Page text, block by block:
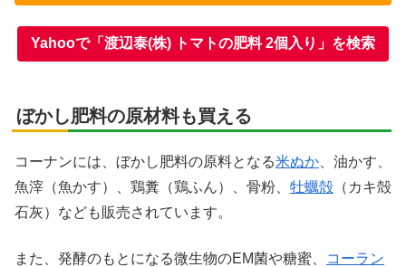
Yahooで「渡辺泰(株) トマトの肥料 2個入り」を検索
ぼかし肥料の原材料も買える
コーナンには、ぼかし肥料の原料となる米ぬか 、油かす、
魚滓（魚かす）、鶏糞（鶏ふん）、骨粉、 牡蠣殻 （カキ殻
石灰）なども販売されています。
また、発酵のもとになる微生物のEM菌や糖蜜、 コーラン